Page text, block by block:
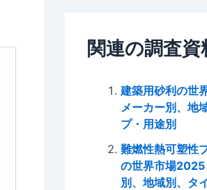
関連の調査資
建築用砂利の世
メーカー別、地
プ・用途別
難燃性熱可塑性
の世界市場2025
別、地域別、タ